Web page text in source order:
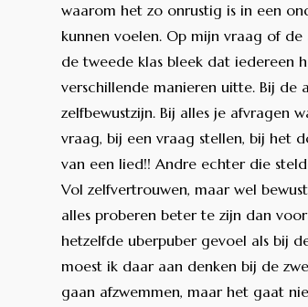
waarom het zo onrustig is in een
kunnen voelen. Op mijn vraag of
de tweede klas bleek dat iedereen
verschillende manieren uitte. Bij de
zelfbewustzijn. Bij alles je afvragen
vraag, bij een vraag stellen, bij het
van een lied!! Andre echter die
Vol zelfvertrouwen, maar wel
alles proberen beter te zijn dan
hetzelfde uberpuber gevoel als bij
moest ik daar aan denken bij de
gaan afzwemmen, maar het gaat